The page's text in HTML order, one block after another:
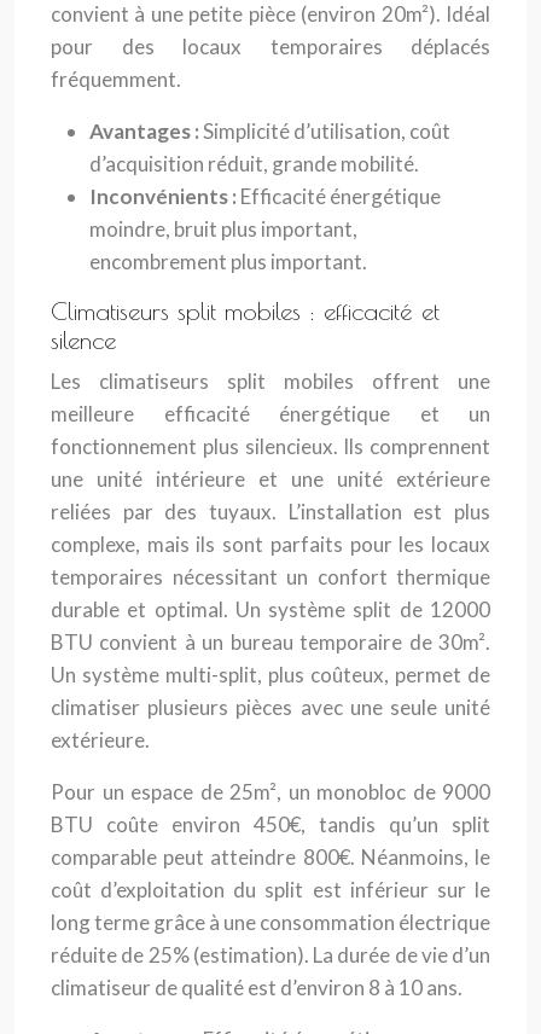
convient à une petite pièce (environ 20m²). Idéal
pour des locaux temporaires déplacés
fréquemment.
Avantages :Simplicité d’utilisation, coût
d’acquisition réduit, grande mobilité.
Inconvénients : Efficacité énergétique
moindre, bruit plus important,
encombrement plus important.
Climatiseurs split mobiles : efficacité et
silence
Les climatiseurs split mobiles offrent une
meilleure efficacité énergétique et un
fonctionnement plus silencieux. Ils comprennent
une unité intérieure et une unité extérieure
reliées par des tuyaux. L’installation est plus
complexe, mais ils sont parfaits pour les locaux
temporaires nécessitant un confort thermique
durable et optimal. Un système split de 12000
BTU convient à un bureau temporaire de 30m².
Un système multi-split, plus coûteux, permet de
climatiser plusieurs pièces avec une seule unité
extérieure.
Pour un espace de 25m², un monobloc de 9000
BTU coûte environ 450€, tandis qu’un split
comparable peut atteindre 800€. Néanmoins, le
coût d’exploitation du split est inférieur sur le
long terme grâce à une consommation électrique
réduite de 25% (estimation). La durée de vie d’un
climatiseur de qualité est d’environ 8 à 10 ans.